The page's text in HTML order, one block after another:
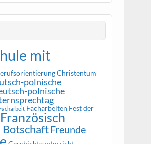
mit
Christentum
polnische
polnische
Facharbeiten Fest der
Französisch
BotschaftFreunde